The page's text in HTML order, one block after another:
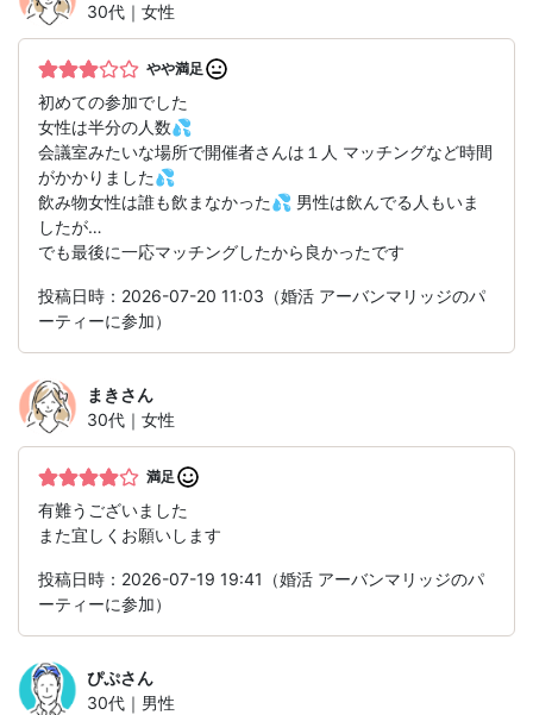
30代｜女性
やや満足
初めての参加でした
女性は半分の人数💦
会議室みたいな場所で開催者さんは１人 マッチングなど時間
がかかりました💦
飲み物女性は誰も飲まなかった💦 男性は飲んでる人もいま
したが…
でも最後に一応マッチングしたから良かったです
投稿日時：2026-07-20 11:03（婚活 アーバンマリッジのパ
ーティーに参加）
まきさん
30代｜女性
満足
有難うございました
また宜しくお願いします
投稿日時：2026-07-19 19:41（婚活 アーバンマリッジのパ
ーティーに参加）
ぴぷさん
30代｜男性